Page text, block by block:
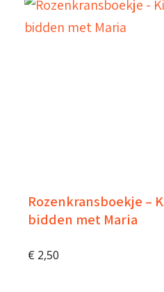
Rozenkransboekje –
bidden met Maria
€ 2,50